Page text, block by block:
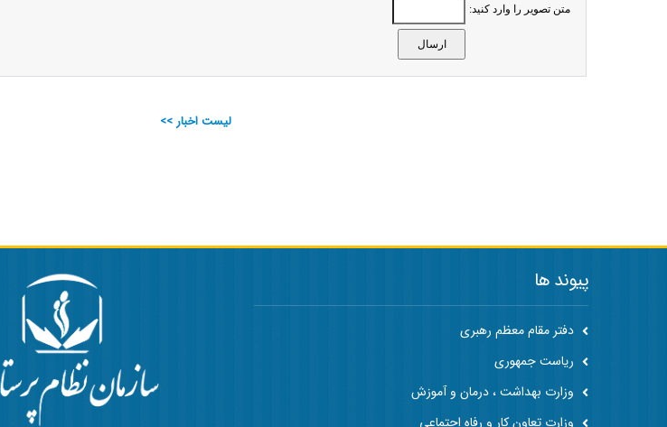
متن تصویر را وارد کنید:
لیست اخبار >>
پیوند ها
دفتر مقام معظم رهبری
ریاست جمهوری
وزارت بهداشت ، درمان و آموزش
وزارت تعاون کار و رفاه اجتماعی